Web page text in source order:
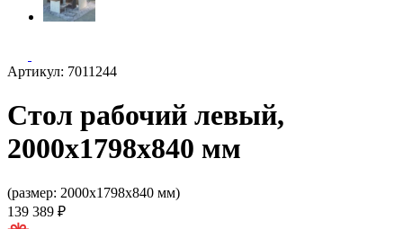
Артикул: 7011244
Стол рабочий левый,
2000х1798х840 мм
(размер: 2000х1798х840 мм)
139 389 ₽